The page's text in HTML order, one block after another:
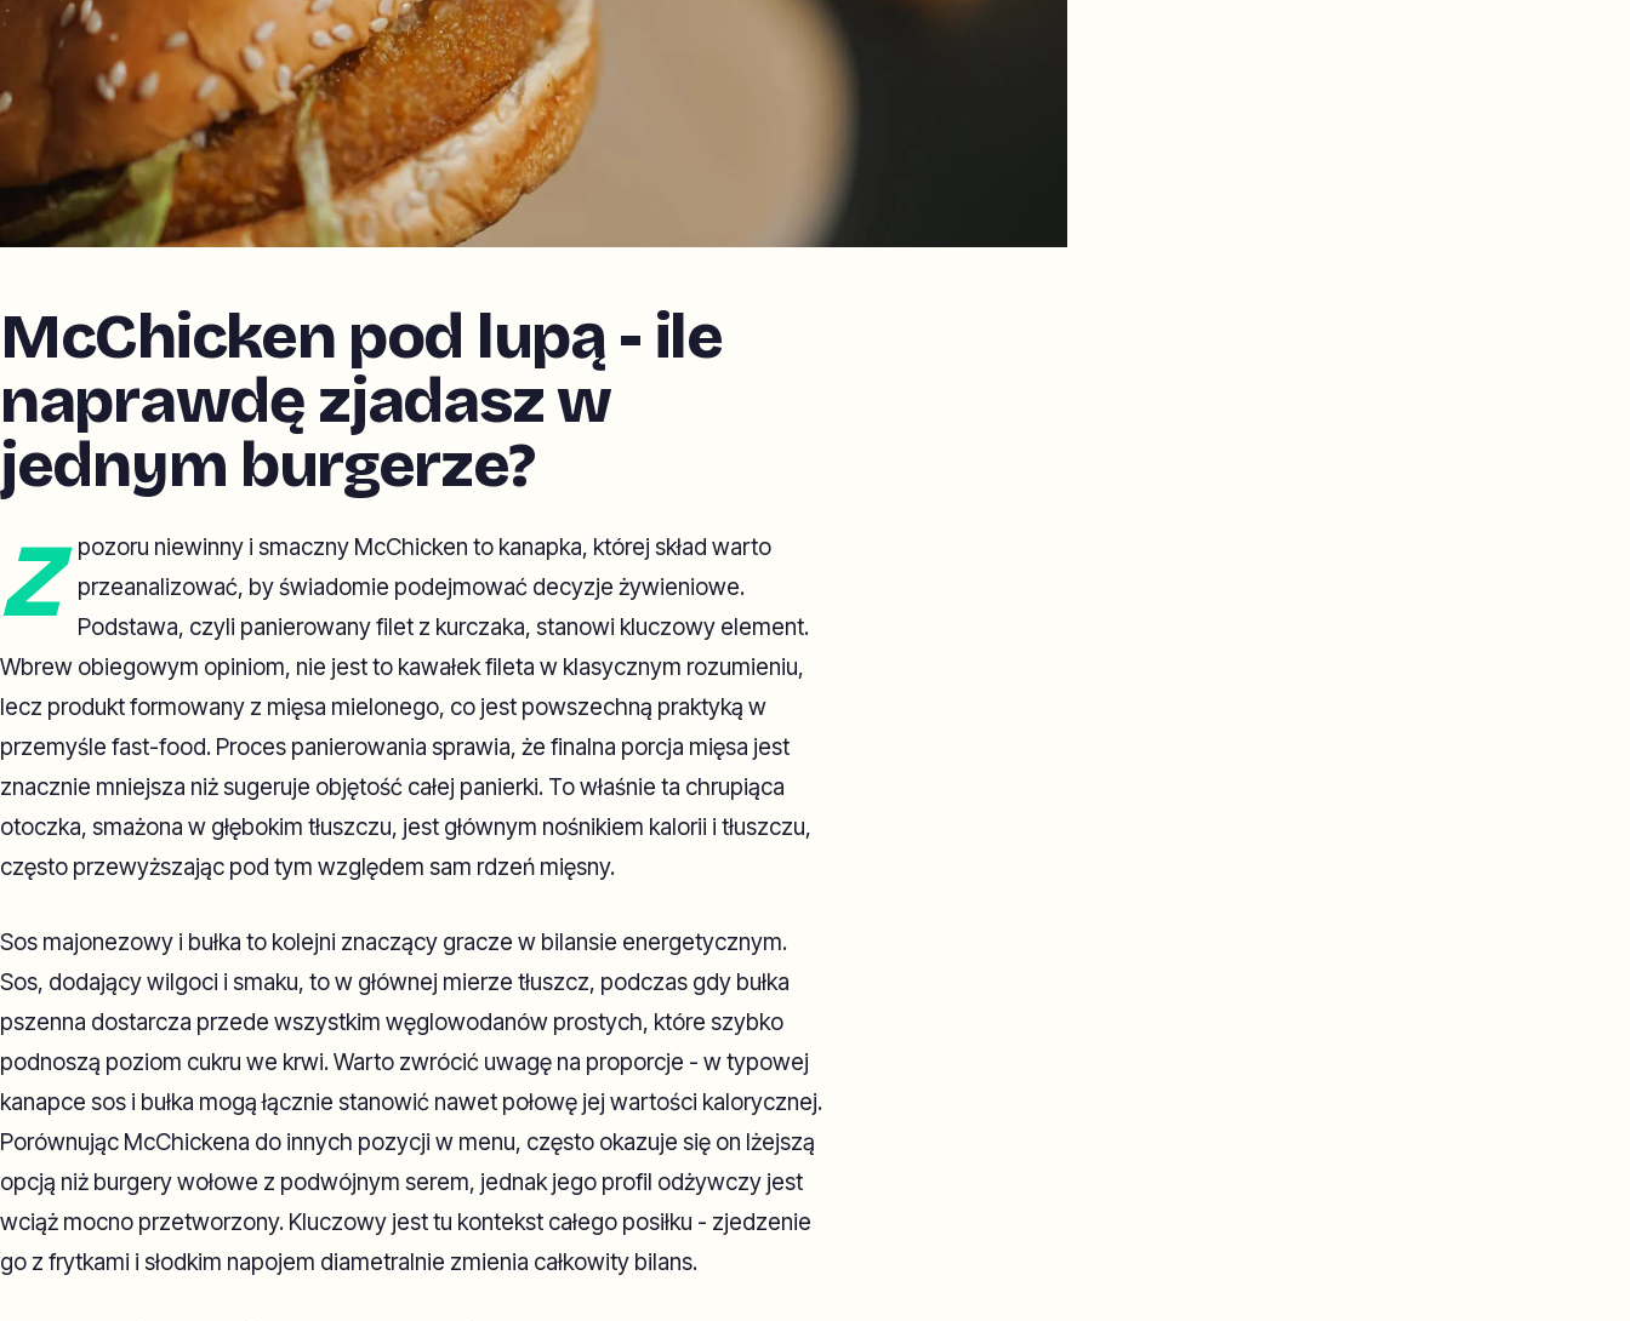
McChicken pod lupą - ile
naprawdę zjadasz w
jednym burgerze?
Z
pozoru niewinny i smaczny McChicken to kanapka, której skład warto
przeanalizować, by świadomie podejmować decyzje żywieniowe.
Podstawa, czyli panierowany filet z kurczaka, stanowi kluczowy element.
Wbrew obiegowym opiniom, nie jest to kawałek fileta w klasycznym rozumieniu,
lecz produkt formowany z mięsa mielonego, co jest powszechną praktyką w
przemyśle fast-food. Proces panierowania sprawia, że finalna porcja mięsa jest
znacznie mniejsza niż sugeruje objętość całej panierki. To właśnie ta chrupiąca
otoczka, smażona w głębokim tłuszczu, jest głównym nośnikiem kalorii i tłuszczu,
często przewyższając pod tym względem sam rdzeń mięsny.
Sos majonezowy i bułka to kolejni znaczący gracze w bilansie energetycznym.
Sos, dodający wilgoci i smaku, to w głównej mierze tłuszcz, podczas gdy bułka
pszenna dostarcza przede wszystkim węglowodanów prostych, które szybko
podnoszą poziom cukru we krwi. Warto zwrócić uwagę na proporcje - w typowej
kanapce sos i bułka mogą łącznie stanowić nawet połowę jej wartości kalorycznej.
Porównując McChickena do innych pozycji w menu, często okazuje się on lżejszą
opcją niż burgery wołowe z podwójnym serem, jednak jego profil odżywczy jest
wciąż mocno przetworzony. Kluczowy jest tu kontekst całego posiłku - zjedzenie
go z frytkami i słodkim napojem diametralnie zmienia całkowity bilans.